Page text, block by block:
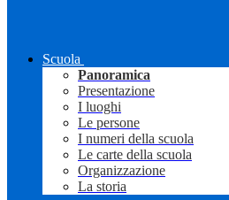
Scuola
Panoramica
Presentazione
I luoghi
Le persone
I numeri della scuola
Le carte della scuola
Organizzazione
La storia